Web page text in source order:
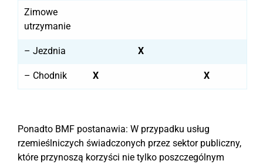
Zimowe
utrzymanie
– Jezdnia X
– Chodnik X X
Ponadto BMF postanawia: W przypadku usług
rzemieślniczych świadczonych przez sektor publiczny,
które przynoszą korzyści nie tylko poszczególnym